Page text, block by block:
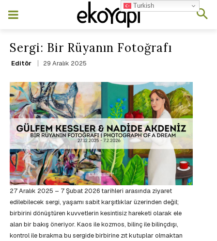
Sergi: Bir Rüyanın Fotoğrafı
Editör 29 Aralık 2025
27 Aralık 2025 – 7 Şubat 2026 tarihleri arasında ziyaret
edilebilecek sergi, yaşamı sabit karşıtlıklar üzerinden değil;
birbirini dönüştüren kuvvetlerin kesintisiz hareketi olarak ele
alan bir bakış öneriyor. Kaos ile kozmos, bilinç ile bilinçdışı,
kontrol ile bırakma bu sergide birbirine zıt kutuplar olmaktan
Turkish